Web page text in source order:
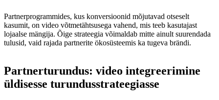
Partnerprogrammides, kus konversioonid mõjutavad otseselt
kasumit, on video võtmetähtsusega vahend, mis teeb kasutajast
lojaalse mängija. Õige strateegia võimaldab mitte ainult suurendada
tulusid, vaid rajada partnerite ökosüsteemis ka tugeva brändi.
Partnerturundus: video integreerimine
üldisesse turundusstrateegiasse